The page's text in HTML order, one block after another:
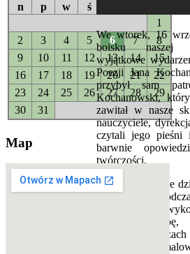
We wtorek, 16
boisku naszej
wyjątkowe
Poezji Jana
przybył sam
Kochanowski,
zawitał w nasze
nauczyciele,
czytali jego pieśni
barwnie
twórczości.
Starsze i młodsze
warsztatach,
własnoręcznie
czarnoleską
terenowej,
fraszkę albo
n
p w ś
1
2
3 4 5 6 7
8
9
10 11 12 13 14
15
16
17 18 19 20 21
22
23
24 25 26 27 28
29
30
31
Map